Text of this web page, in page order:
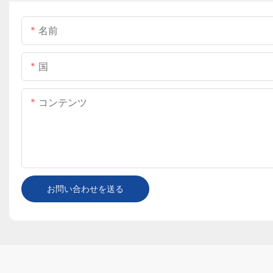
名前
国
コンテンツ
お問い合わせを送る